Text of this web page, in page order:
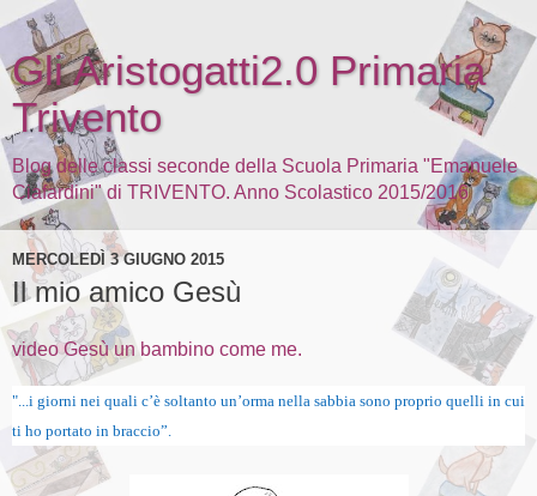
Gli Aristogatti2.0 Primaria
Trivento
Blog delle classi seconde della Scuola Primaria "Emanuele
Ciafardini" di TRIVENTO. Anno Scolastico 2015/2016
MERCOLEDÌ 3 GIUGNO 2015
Il mio amico Gesù
video Gesù un bambino come me.
"...i giorni nei quali c’è soltanto un’orma nella sabbia sono proprio quelli in cui
ti ho portato in braccio”.